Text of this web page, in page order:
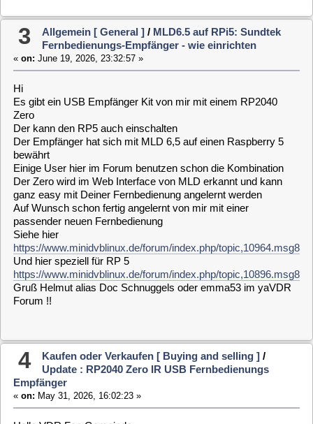
Auf Wunsch schon fertig angelernt von mir mit einer
passender neuen Fernbedienung
Siehe hier
https://www.minidvblinux.de/forum/index.php/
Und hier speziell für RP 5
https://www.minidvblinux.de/forum/index.php/
Gruß Helmut alias Doc Schnuggels oder emma53 im yaVDR
Forum !!
4 Kaufen oder Verkaufen [ Buying and selling ]/
Update : RP2040 Zero IR USB Fernbedienungs
Empfänger
«on:May 31, 2026, 16:02:23 »
Hallo VDR Fan Gemeinde
Es gibt wieder mal etwas neues
Biete ab sofort die USB IR RP2040 Zero Kits für MLD 6.5 und
Raspberry 5 Systeme .
Mit einem Gehäuse aus Plastik an.
Montage Intern im VDR Gehäuse oder auch Extern möglich.
Maße des Gehäuses :
Länge: 90mm
Breite: 28mm
Höhe: 19mm
Tsop ( Empfangsdiode ) mit 2 Anschlusskabel am internen
und Externen USB Port .
Externer Tsop an einem Meter langen Kabel , intern an einem
35cm Kabel zum Tsop. Manche Gehäuse haben extra ein
Sichtfenster für den Tsop ( Empfangsdiode ).
Jetzt 11,- Euro, ohne Fernbedienung
Mit einer neuen Technisat Fernbedienung ikl. Batterien jetzt